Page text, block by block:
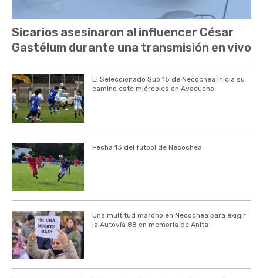
Sicarios asesinaron al influencer César
Gastélum durante una transmisión en vivo
El Seleccionado Sub 15 de Necochea inicia su
camino este miércoles en Ayacucho
Fecha 13 del fútbol de Necochea
Una multitud marchó en Necochea para exigir
la Autovía 88 en memoria de Anita